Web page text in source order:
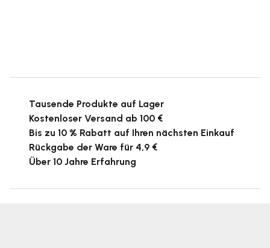
Tausende Produkte auf Lager
Kostenloser Versand ab 100 €
Bis zu 10 % Rabatt auf Ihren nächsten Einkauf
Rückgabe der Ware für 4,9 €
Über 10 Jahre Erfahrung